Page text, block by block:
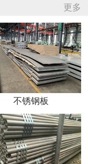
更多
不锈钢板